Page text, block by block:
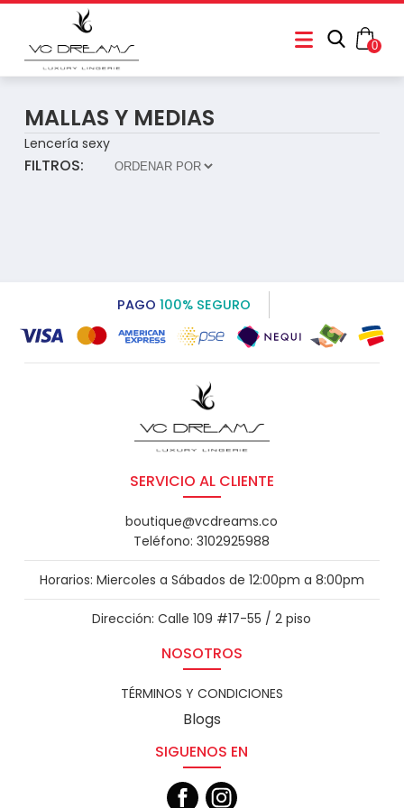
0
MALLAS Y MEDIAS
Lencería sexy
FILTROS:
PAGO 100% SEGURO
SERVICIO AL CLIENTE
boutique@vcdreams.co
Teléfono: 3102925988
Horarios: Miercoles a Sábados de 12:00pm a 8:00pm
Dirección: Calle 109 #17-55 / 2 piso
NOSOTROS
TÉRMINOS Y CONDICIONES
Blogs
SIGUENOS EN